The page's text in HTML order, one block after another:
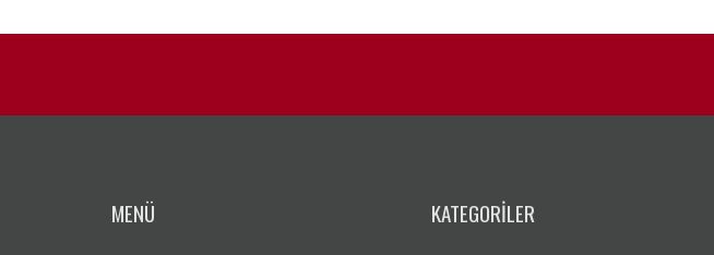
MENÜ KATEGORILER